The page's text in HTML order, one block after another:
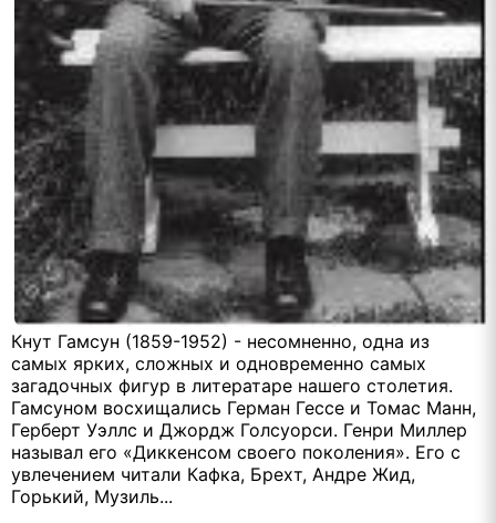
Кнут Гамсун (1859-1952) - несомненно, одна из
самых ярких, сложных и одновременно самых
загадочных фигур в литератape нашего столетия.
Гамсуном восхищались Герман Гессе и Томас Манн,
Герберт Уэллс и Джордж Голсуорси. Генри Миллер
называл его «Диккенсом своего поколения». Его с
увлечением читали Кафка, Брехт, Андре Жид,
Горький, Музиль...